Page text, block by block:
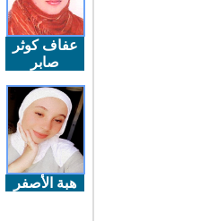
عفاف كوثر
صابر
هبة الأصفر